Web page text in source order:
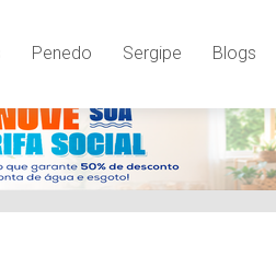
Penedo Sergipe Blogs